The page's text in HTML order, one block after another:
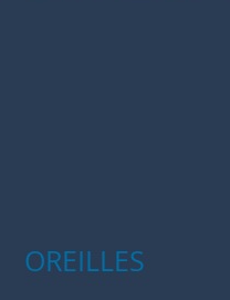
OREILLES